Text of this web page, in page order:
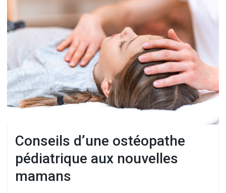
Conseils d’une ostéopathe
pédiatrique aux nouvelles
mamans